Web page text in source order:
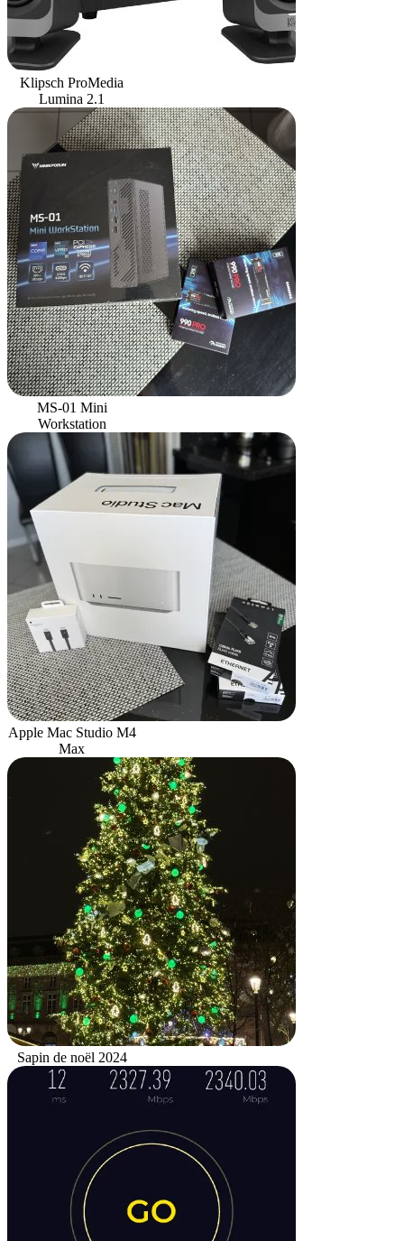
Klipsch ProMedia
Lumina 2.1
MS-01 Mini
Workstation
Apple Mac Studio M4
Max
Sapin de noël 2024